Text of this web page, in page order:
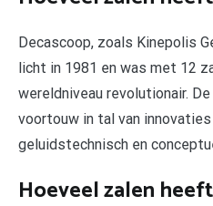
Decascoop, zoals Kinepolis
licht in 1981 en was met 12
wereldniveau revolutionair.
voortouw in tal van
geluidstechnisch en
Hoeveel zalen